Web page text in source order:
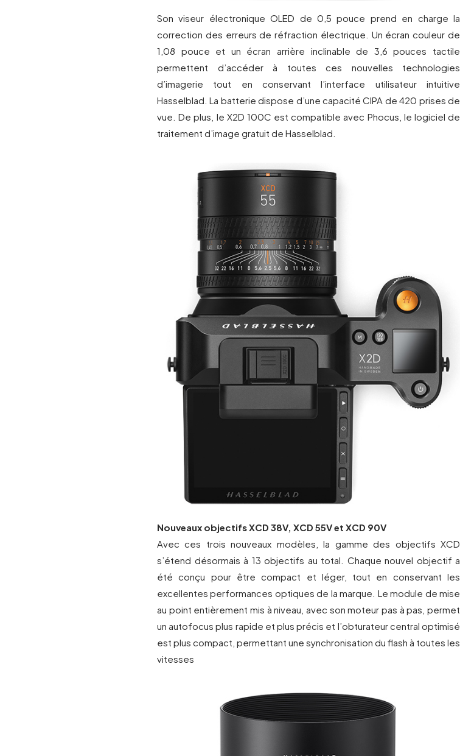
Son viseur électronique OLED de 0,5 pouce prend en charge la
correction des erreurs de réfraction électrique. Un écran couleur de
1,08 pouce et un écran arrière inclinable de 3,6 pouces tactile
permettent d’accéder à toutes ces nouvelles technologies
d’imagerie tout en conservant l’interface utilisateur intuitive
Hasselblad. La batterie dispose d’une capacité CIPA de 420 prises de
vue. De plus, le X2D 100C est compatible avec Phocus, le logiciel de
traitement d’image gratuit de Hasselblad.
Nouveaux objectifs XCD 38V, XCD 55V et XCD 90V
Avec ces trois nouveaux modèles, la gamme des objectifs XCD
s’étend désormais à 13 objectifs au total. Chaque nouvel objectif a
été conçu pour être compact et léger, tout en conservant les
excellentes performances optiques de la marque. Le module de mise
au point entièrement mis à niveau, avec son moteur pas à pas, permet
un autofocus plus rapide et plus précis et l’obturateur central optimisé
est plus compact, permettant une synchronisation du flash à toutes les
vitesses